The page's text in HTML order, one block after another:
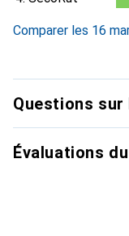
Comparer les 16
Questions
Évaluations